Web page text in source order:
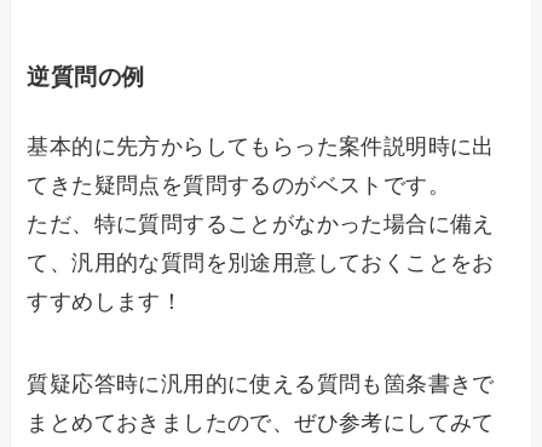
逆質問の例
基本的に先方からしてもらった案件説明時に出
てきた疑問点を質問するのがベストです。
ただ、特に質問することがなかった場合に備え
て、汎用的な質問を別途用意しておくことをお
すすめします！
質疑応答時に汎用的に使える質問も箇条書きで
まとめておきましたので、ぜひ参考にしてみて